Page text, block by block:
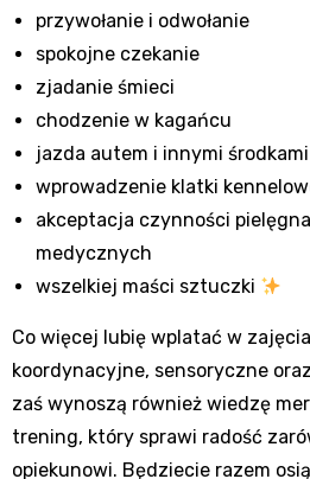
przywołanie i odwołanie
spokojne czekanie
zjadanie śmieci
chodzenie w kagańcu
jazda autem i innymi
wprowadzenie klatki
akceptacja czynności
medycznych
wszelkiej maści sztuczki
Co więcej lubię wplatać w
koordynacyjne, sensoryczne
zaś wynoszą również wiedzę
trening, który sprawi radość
opiekunowi. Będziecie razem